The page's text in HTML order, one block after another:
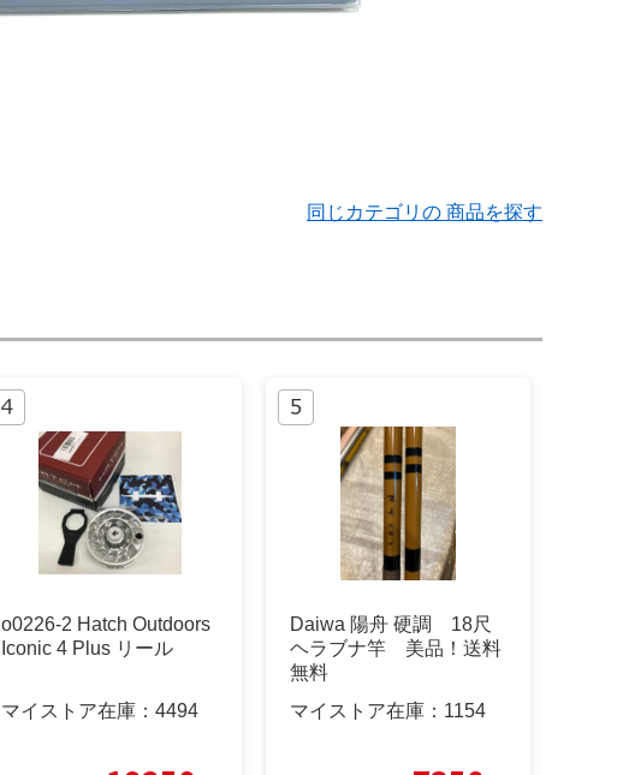
同じカテゴリの 商品を探す
o0226-2 Hatch Outdoors
Iconic 4 Plus リール
マイストア在庫： 4494
Daiwa 陽舟 硬調 18尺
ヘラブナ竿 美品！送料
無料
マイストア在庫： 1154